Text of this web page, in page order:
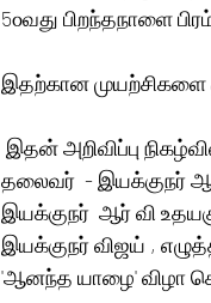
5௦வது பிறந்தநாளை
இதற்கான
தலைவர்  - இயக்குநர்
இயக்குநர்  ஆர் வி
இயக்குநர் விஜய் ,
'ஆனந்த யாழை' விழா